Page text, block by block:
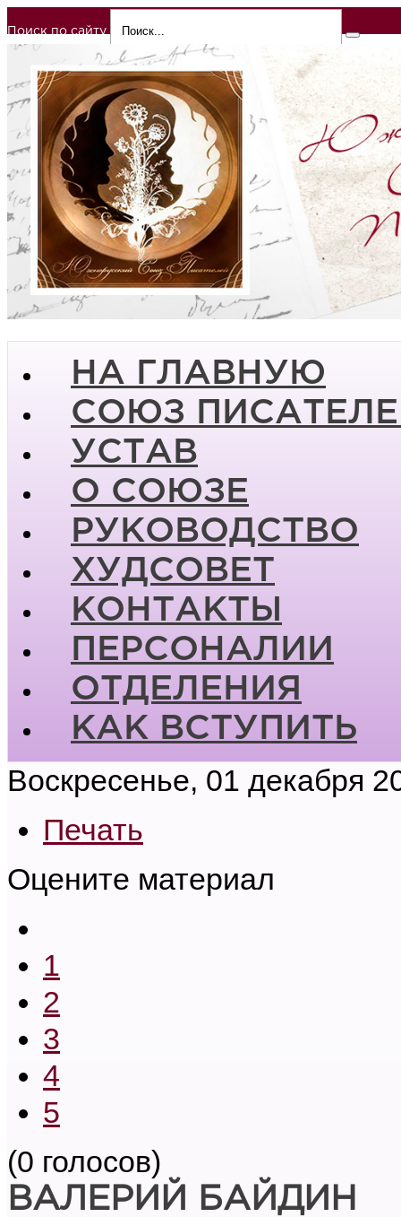
Поиск по сайту
НА ГЛАВНУЮ
СОЮЗ
УСТАВ
О СОЮЗЕ
РУКОВОДСТВО
ХУДСОВЕТ
КОНТАКТЫ
ПЕРСОНАЛИИ
ОТДЕЛЕНИЯ
КАК ВСТУПИТЬ
Воскресенье, 01 декабря
Печать
Оцените материал
1
2
3
4
5
(0 голосов)
ВАЛЕРИЙ БАЙДИН